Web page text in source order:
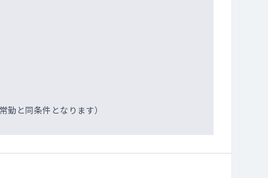
と同条件となります）